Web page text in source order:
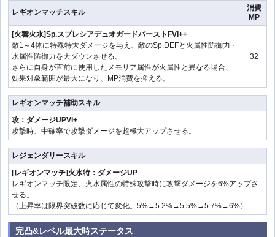
レギオンマッチスキル
消費
MP
[火響火水]Sp.スプレシアデュオガードバーストFVI++
敵1～4体に特殊特大ダメージを与え、敵のSp.DEFと火属性防御力・
水属性防御力を大ダウンさせる。
さらに自身が直前に使用したメモリア属性が火属性と異なる場合、
効果対象範囲が最大になり、MP消費を抑える。
32
レギオンマッチ補助スキル
攻：ダメージUPVI+
攻撃時、中確率で攻撃ダメージを超極大アップさせる。
レジェンダリースキル
[レギオンマッチ]火水特：ダメージUP
レギオンマッチ限定、火水属性の特殊攻撃時に攻撃ダメージを6%アップさ
せる。
（上昇率は限界突破数に応じて変化。5%→5.2%→5.5%→5.7%→6%）
完凸&レベル最大時ステータス